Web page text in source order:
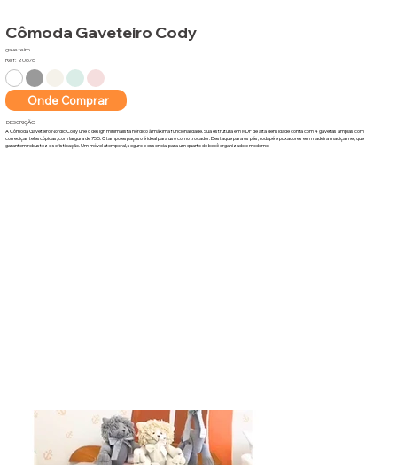
Cômoda Gaveteiro Cody
gaveteiro
Ref: 20676
Onde Comprar
DESCRIÇÃO
A Cômoda Gaveteiro Nordic Cody une o design minimalista nórdico à máxima funcionalidade. Sua estrutura em MDF de alta densidade conta com 4 gavetas amplas com
corrediças telescópicas, com largura de 75,5. O tampo espaçoso é ideal para uso como trocador. Destaque para os pés, rodapé e puxadores em madeira maciça mel, que
garantem robustez e sofisticação. Um móvel atemporal, seguro e essencial para um quarto de bebê organizado e moderno.